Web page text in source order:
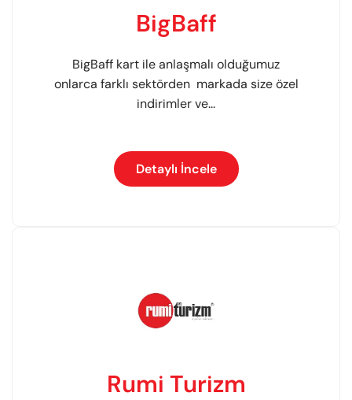
BigBaff
BigBaff kart ile anlaşmalı olduğumuz
onlarca farklı sektörden markada size özel
indirimler ve...
Detaylı İncele
Rumi Turizm